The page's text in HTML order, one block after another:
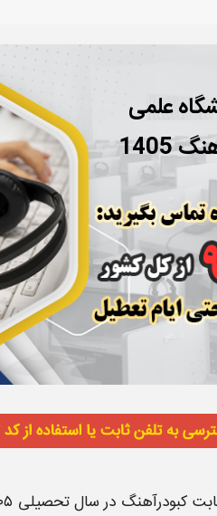
علمی
1405
کبودرآهنگ در سال تحصیلی ۱۴۰۵